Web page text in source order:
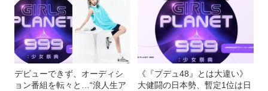
デビューできず、オーディシ
ョン番組を転々と…“浪人生ア
《『プデュ48』とは大違い》
大健闘の日本勢、暫定1位は日